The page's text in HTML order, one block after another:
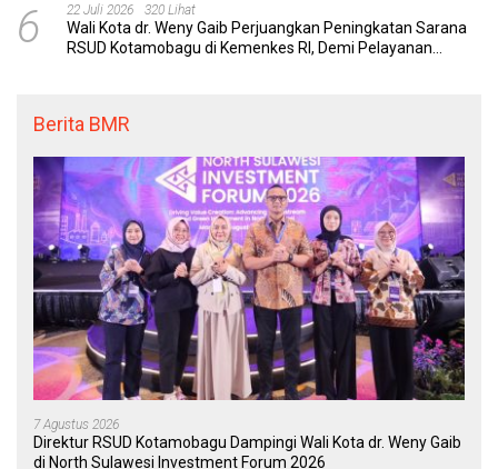
6 22 Juli 2026 320 Lihat
Wali Kota dr. Weny Gaib Perjuangkan Peningkatan Sarana
RSUD Kotamobagu di Kemenkes RI, Demi Pelayanan
Berita BMR
7 Agustus 2026
Direktur RSUD Kotamobagu Dampingi Wali Kota dr. Weny Gaib
di North Sulawesi Investment Forum 2026